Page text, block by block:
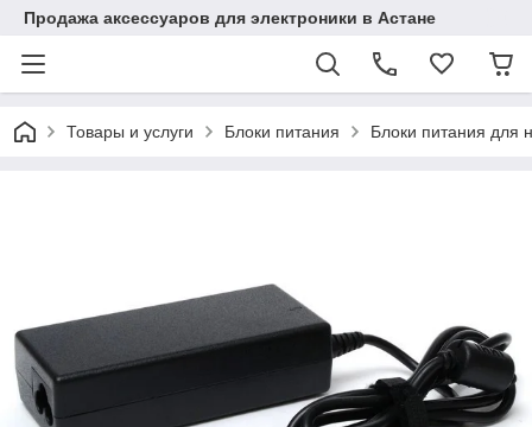
Продажа аксессуаров для электроники в Астане
Товары и услуги Блоки питания Блоки питания для